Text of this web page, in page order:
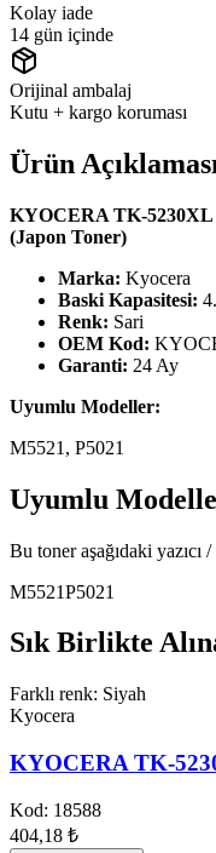
Kolay iade
14 gün içinde
Orijinal ambalaj
Kutu + kargo koruması
Ürün
KYOCERA TK-5230XL
(Japon Toner)
Marka: Kyocera
Baski Kapasitesi:
Renk: Sari
OEM Kod:
Garanti: 24 Ay
Uyumlu Modeller:
M5521, P5021
Uyumlu
Bu toner aşağıdaki
M5521P5021
Sık Birlikte
Farklı renk: Siyah
Kyocera
KYOCERA TK-
Kod: 18588
404,18 ₺